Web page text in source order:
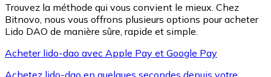
Trouvez la méthode qui vous convient le mieux. Chez
Bitnovo, nous vous offrons plusieurs options pour acheter
Lido DAO de manière sûre, rapide et simple.
Acheter lido-dao avec Apple Pay et Google Pay
Achetez lido-dao en quelques secondes depuis votre